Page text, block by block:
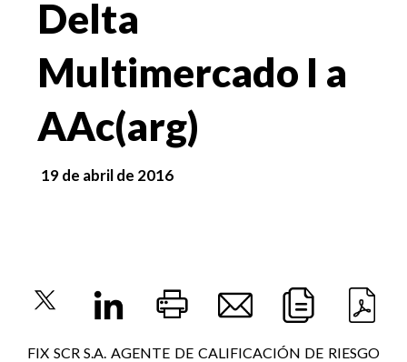
Delta
Multimercado I a
AAc(arg)
19 de abril de 2016
FIX SCR S.A. AGENTE DE CALIFICACIÓN DE RIESGO